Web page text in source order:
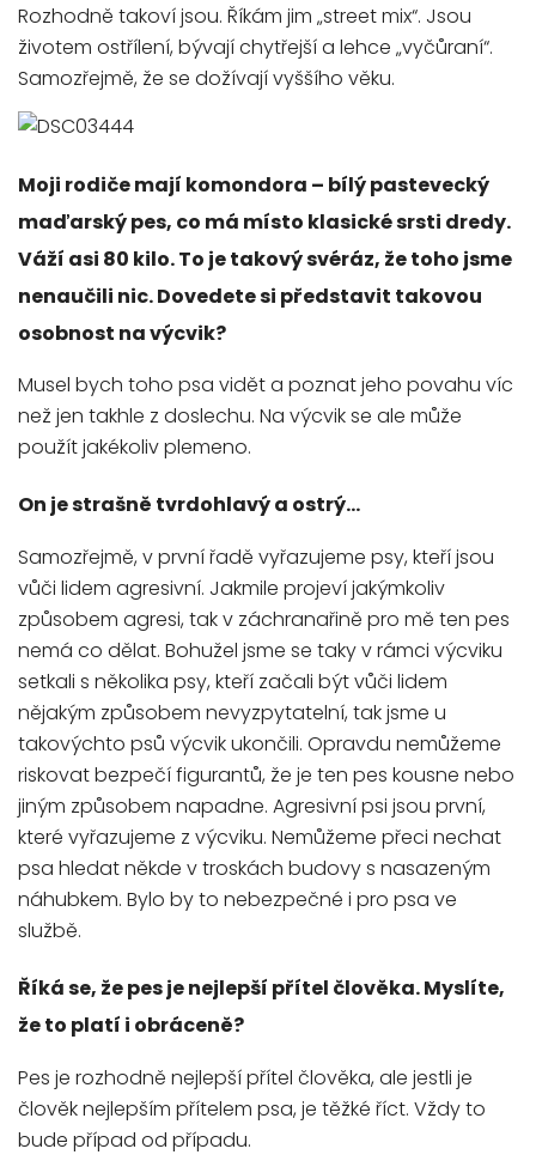
Rozhodně takoví jsou. Říkám jim „street mix“. Jsou
životem ostřílení, bývají chytřejší a lehce „vyčůraní“.
Samozřejmě, že se dožívají vyššího věku.
Moji rodiče mají komondora – bílý pastevecký
maďarský pes, co má místo klasické srsti dredy.
Váží asi 80 kilo. To je takový svéráz, že toho jsme
nenaučili nic. Dovedete si představit takovou
osobnost na výcvik?
Musel bych toho psa vidět a poznat jeho povahu víc
než jen takhle z doslechu. Na výcvik se ale může
použít jakékoliv plemeno.
On je strašně tvrdohlavý a ostrý…
Samozřejmě, v první řadě vyřazujeme psy, kteří jsou
vůči lidem agresivní. Jakmile projeví jakýmkoliv
způsobem agresi, tak v záchranařině pro mě ten pes
nemá co dělat. Bohužel jsme se taky v rámci výcviku
setkali s několika psy, kteří začali být vůči lidem
nějakým způsobem nevyzpytatelní, tak jsme u
takovýchto psů výcvik ukončili. Opravdu nemůžeme
riskovat bezpečí figurantů, že je ten pes kousne nebo
jiným způsobem napadne. Agresivní psi jsou první,
které vyřazujeme z výcviku. Nemůžeme přeci nechat
psa hledat někde v troskách budovy s nasazeným
náhubkem. Bylo by to nebezpečné i pro psa ve
službě.
Říká se, že pes je nejlepší přítel člověka. Myslíte,
že to platí i obráceně?
Pes je rozhodně nejlepší přítel člověka, ale jestli je
člověk nejlepším přítelem psa, je těžké říct. Vždy to
bude případ od případu.